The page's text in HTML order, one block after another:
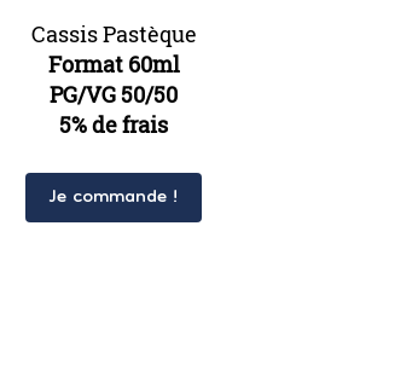
Cassis Pastèque
Format 60ml
PG/VG 50/50
5% de frais
Je commande !